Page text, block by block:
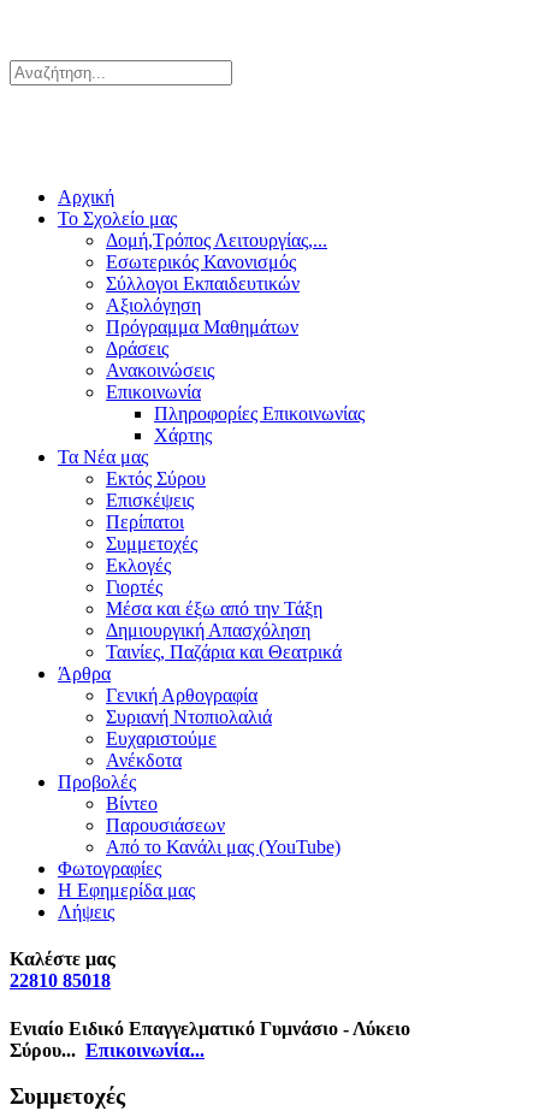
Αρχική
Το Σχολείο μας
Δομή,Τρόπος Λειτουργίας,...
Εσωτερικός Κανονισμός
Σύλλογοι Εκπαιδευτικών
Αξιολόγηση
Πρόγραμμα Μαθημάτων
Δράσεις
Ανακοινώσεις
Επικοινωνία
Πληροφορίες Επικοινωνίας
Χάρτης
Τα Νέα μας
Εκτός Σύρου
Επισκέψεις
Περίπατοι
Συμμετοχές
Εκλογές
Γιορτές
Μέσα και έξω από την Τάξη
Δημιουργική Απασχόληση
Ταινίες, Παζάρια και Θεατρικά
Άρθρα
Γενική Αρθογραφία
Συριανή Ντοπιολαλιά
Ευχαριστούμε
Ανέκδοτα
Προβολές
Βίντεο
Παρουσιάσεων
Από το Κανάλι μας (YouTube)
Φωτογραφίες
Η Εφημερίδα μας
Λήψεις
Καλέστε μας
22810 85018
Ενιαίο Ειδικό Επαγγελματικό Γυμνάσιο - Λύκειο
Σύρου... Επικοινωνία...
Συμμετοχές